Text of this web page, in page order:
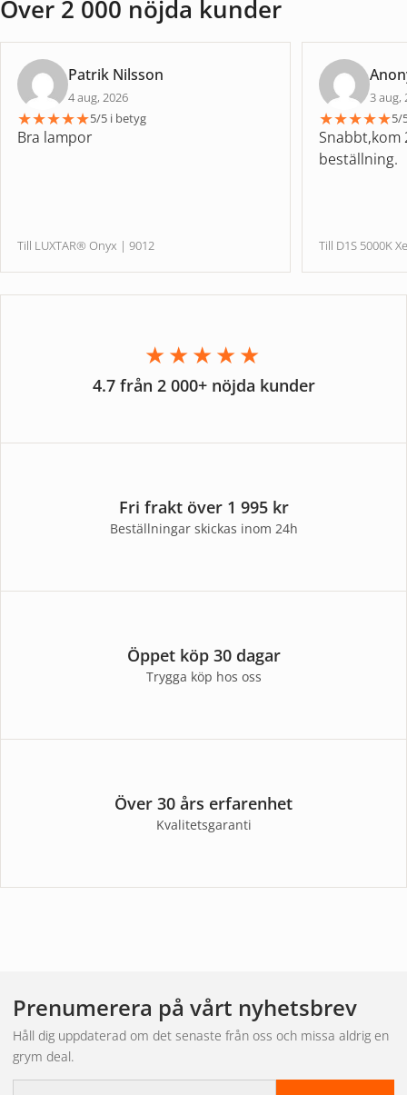
Över 2 000 nöjda kunder
Patrik Nilsson
4 aug, 2026
★★★★★5/5 i betyg
Bra lampor
Till LUXTAR® Onyx | 9012
3 aug,
★★★★★5/
Snabbt,kom
beställning.
Till D1S 5000K
★★★★★
4.7 från 2 000+ nöjda kunder
Fri frakt över 1 995 kr
Beställningar skickas inom 24h
Öppet köp 30 dagar
Trygga köp hos oss
Över 30 års erfarenhet
Kvalitetsgaranti
Prenumerera på vårt nyhetsbrev
Håll dig uppdaterad om det senaste från oss och missa aldrig en
grym deal.